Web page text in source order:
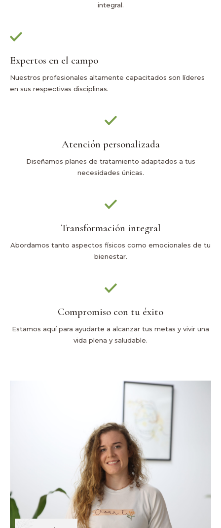
integral.
Expertos en el campo
Nuestros profesionales altamente capacitados son líderes
en sus respectivas disciplinas.
Atención personalizada
Diseñamos planes de tratamiento adaptados a tus
necesidades únicas.
Transformación integral
Abordamos tanto aspectos físicos como emocionales de tu
bienestar.
Compromiso con tu éxito
Estamos aquí para ayudarte a alcanzar tus metas y vivir una
vida plena y saludable.